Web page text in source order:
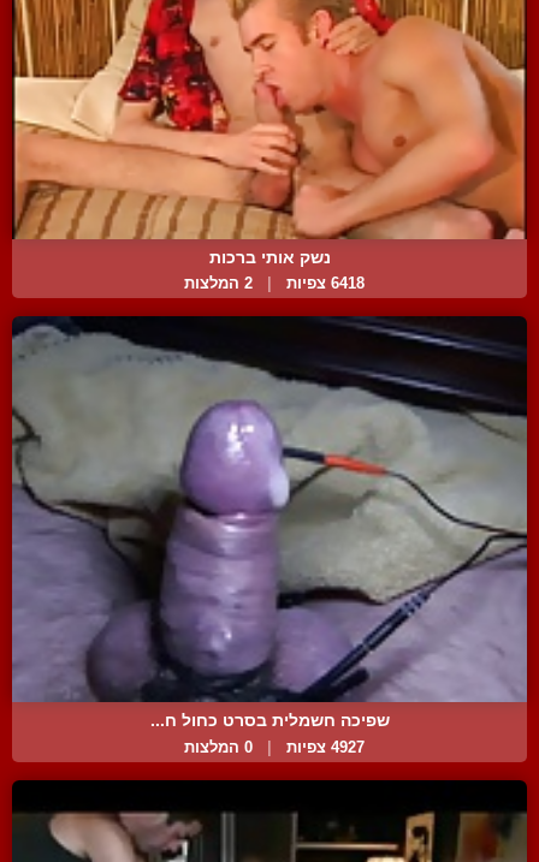
נשק אותי ברכות
6418 צפיות 2 המלצות
שפיכה חשמלית בסרט כחול ח...
4927 צפיות 0 המלצות